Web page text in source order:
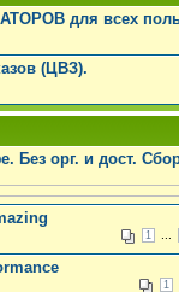
для всех
(ЦВЗ).
Без орг. и дост.
1
1